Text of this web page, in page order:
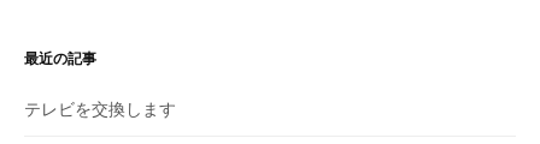
最近の記事
テレビを交換します